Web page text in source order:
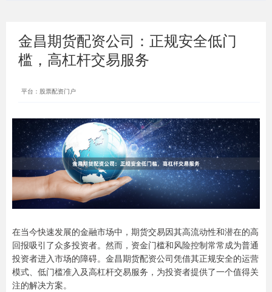
金昌期货配资公司：正规安全低门
槛，高杠杆交易服务
平台：股票配资门户
在当今快速发展的金融市场中，期货交易因其高流动性和潜在的高
回报吸引了众多投资者。然而，资金门槛和风险控制常常成为普通
投资者进入市场的障碍。金昌期货配资公司凭借其正规安全的运营
模式、低门槛准入及高杠杆交易服务，为投资者提供了一个值得关
注的解决方案。